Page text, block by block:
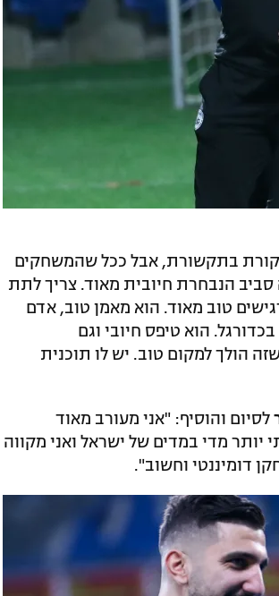
בתקשורת, אבל ככל שהמשחקים
סביב הנבחרת חיובית מאוד. צריך לתת
טוב מאוד. הוא מאמן טוב, אדם
הוא טיפס חיובי וגם
הולך למקום טוב. יש לו תוכנית
לסיום והוסיף: "אני מעורב מאוד
מדי במדים של ישראל ואני מקווה
דומיננטי וחשוב".